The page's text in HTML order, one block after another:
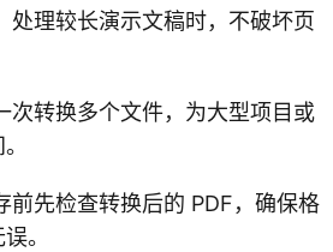
处理较长演示文稿时，不破坏页
次转换多个文件，为大型项目或
前先检查转换后的 PDF，确保格
。